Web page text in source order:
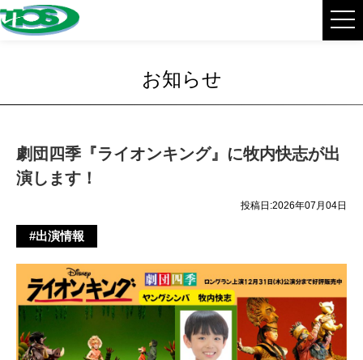
お知らせ
劇団四季『ライオンキング』に牧内快志が出
演します！
投稿日:2026年07月04日
#出演情報